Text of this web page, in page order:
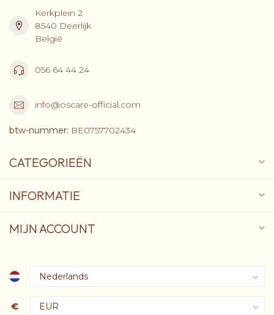
Kerkplein 2
8540 Deerlijk
België
056 64 44 24
info@oscare-official.com
btw-nummer: BE0757702434
CATEGORIEËN
INFORMATIE
MIJN ACCOUNT
€